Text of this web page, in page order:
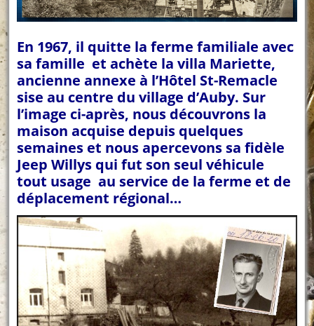
En 1967, il quitte la ferme familiale avec
sa famille et achète la villa Mariette,
ancienne annexe à l’Hôtel St-Remacle
sise au centre du village d’Auby. Sur
l’image ci-après, nous découvrons la
maison acquise depuis quelques
semaines et nous apercevons sa fidèle
Jeep Willys qui fut son seul véhicule
tout usage au service de la ferme et de
déplacement régional…